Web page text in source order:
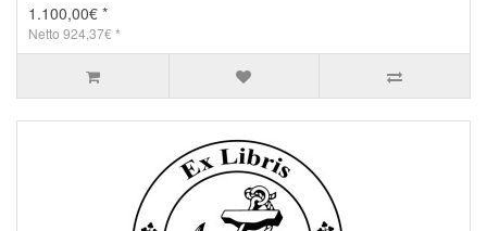
1.100,00€ *
Netto 924,37€ *